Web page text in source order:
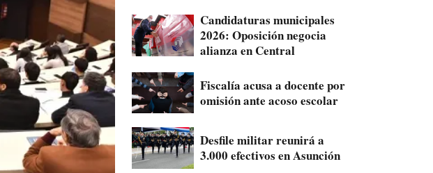
Candidaturas municipales
2026: Oposición negocia
alianza en Central
Fiscalía acusa a docente por
omisión ante acoso escolar
Desfile militar reunirá a
3.000 efectivos en Asunción